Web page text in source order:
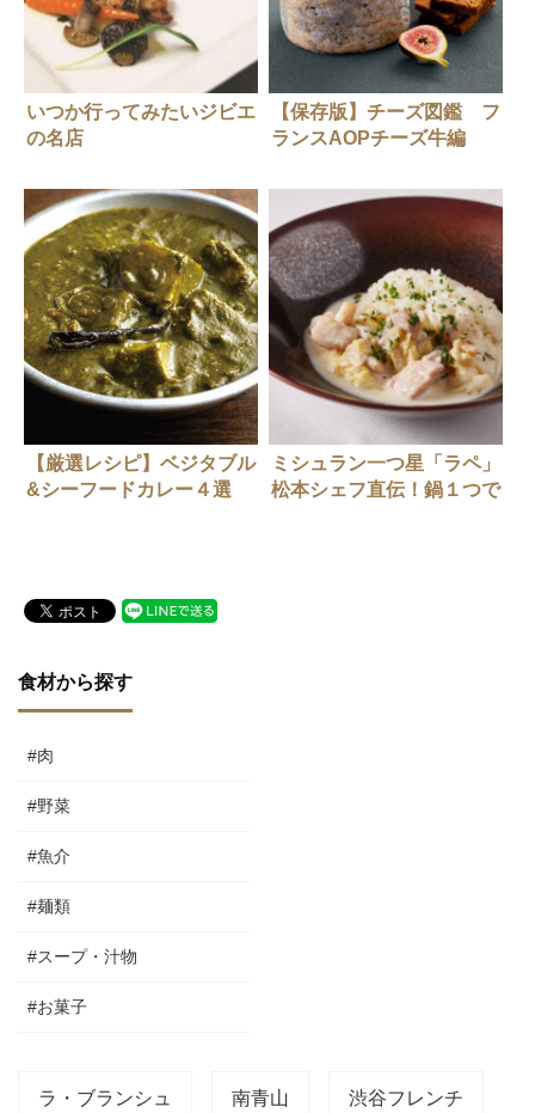
いつか行ってみたいジビエ
の名店
【保存版】チーズ図鑑 フ
ランスAOPチーズ牛編
【厳選レシピ】ベジタブル
&シーフードカレー４選
ミシュラン一つ星「ラペ」
松本シェフ直伝！鍋１つで
食材から探す
#肉
#野菜
#魚介
#麺類
#スープ・汁物
#お菓子
ラ・ブランシュ 南青山 渋谷フレンチ